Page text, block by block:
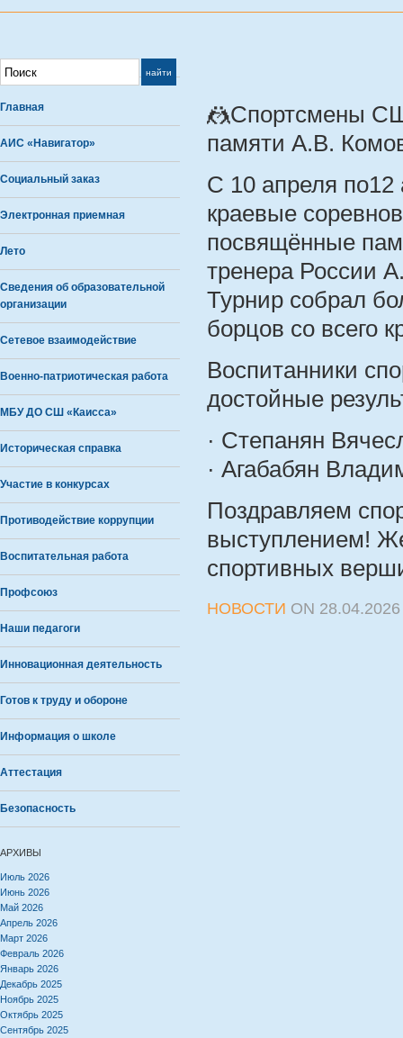
Главная
АИС «Навигатор»
Социальный заказ
Электронная приемная
Лето
Сведения об образовательной
организации
Сетевое взаимодействие
Военно-патриотическая работа
МБУ ДО СШ «Каисса»
Историческая справка
Участие в конкурсах
Противодействие коррупции
Воспитательная работа
Профсоюз
Наши педагоги
Инновационная деятельность
Готов к труду и обороне
Информация о школе
Аттестация
Безопасность
АРХИВЫ
Июль 2026
Июнь 2026
Май 2026
Апрель 2026
Март 2026
Февраль 2026
Январь 2026
Декабрь 2025
Ноябрь 2025
Октябрь 2025
Сентябрь 2025
🤼Спортсмены
памяти А.В.
С 10 апреля по12
краевые
посвящённые
тренера России
Турнир собрал
борцов со всего
Воспитанники
достойные
· Степанян
· Агабабян
Поздравляем
выступлением!
спортивных
НОВОСТИ ON 28.04.2026